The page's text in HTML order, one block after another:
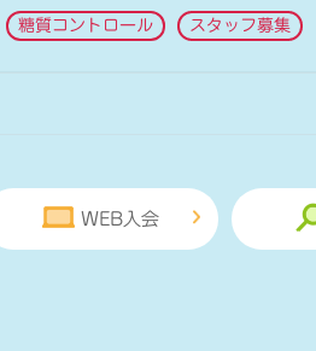
糖質コントロール スタッフ募集
WEB入会